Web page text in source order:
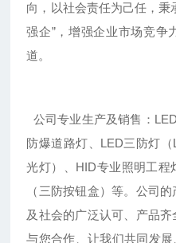
向，以社会责任为己任，秉
强企”，增强企业市场竞争
道。
公司专业生产及销售：
防爆道路灯、LED三防灯
光灯）、HID专业照明工程
（三防按钮盒）等。公司
及社会的广泛认可、产品
与您合作、让我们共同发